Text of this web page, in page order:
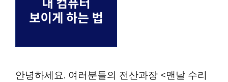
안녕하세요. 여러분들의 전산과장 <맨날 수리